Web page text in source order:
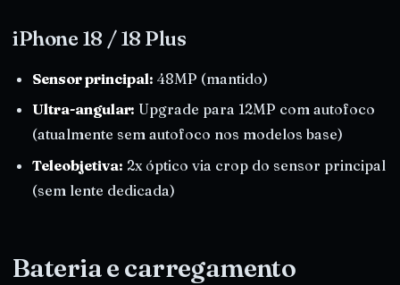
iPhone 18 / 18 Plus
Sensor principal: 48MP (mantido)
Ultra-angular: Upgrade para 12MP com autofoco
(atualmente sem autofoco nos modelos base)
Teleobjetiva: 2x óptico via crop do sensor principal
(sem lente dedicada)
Bateria e carregamento